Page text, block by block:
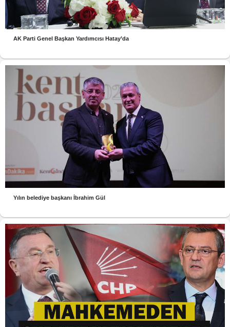
AK Parti Genel Başkan Yardımcısı Hatay’da
Yılın belediye başkanı İbrahim Gül